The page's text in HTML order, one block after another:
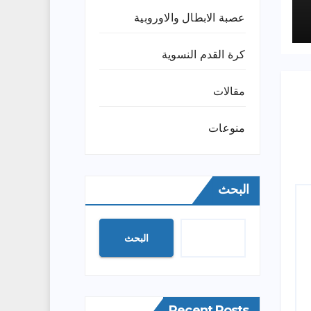
عصبة الابطال والاوروبية
كرة القدم النسوية
مقالات
منوعات
البحث
البحث